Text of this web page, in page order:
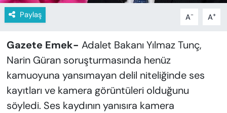
Paylaş A- A+
Gazete Emek- Adalet Bakanı Yılmaz Tunç,
Narin Güran soruşturmasında henüz
kamuoyuna yansımayan delil niteliğinde ses
kayıtları ve kamera görüntüleri olduğunu
söyledi. Ses kaydının yanısıra kamera
SİYASET
VAN VE DİYARBAKIR HABERLERİ